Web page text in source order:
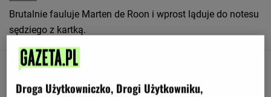
Brutalnie fauluje Marten de Roon i wprost ląduje do notesu
sędziego z kartką.
90+ 4'
Gra została zatrzymana. Zawodnicy kłócą się i
Droga Użytkowniczko, Drogi Użytkowniku,